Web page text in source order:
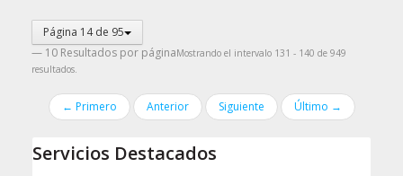
Página 14 de 95
— 10 Resultados por páginaMostrando el intervalo 131 - 140 de 949
resultados.
← Primero Anterior Siguiente Último →
Servicios Destacados